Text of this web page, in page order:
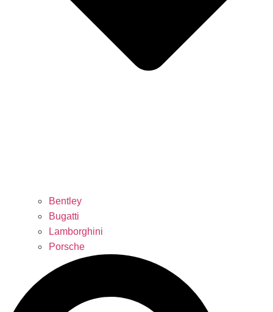
Bentley
Bugatti
Lamborghini
Porsche